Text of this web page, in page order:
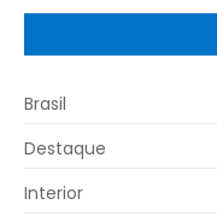
Brasil
Destaque
Interior